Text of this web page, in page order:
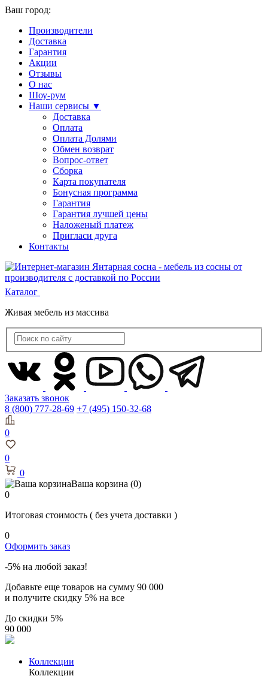
Ваш город:
Производители
Доставка
Гарантия
Акции
Отзывы
О нас
Шоу-рум
Наши сервисы ▼
Доставка
Оплата
Оплата Долями
Обмен возврат
Вопрос-ответ
Сборка
Карта покупателя
Бонусная программа
Гарантия
Гарантия лучшей цены
Наложеный платеж
Пригласи друга
Контакты
Каталог
Живая мебель из массива
Заказать звонок
8 (800) 777-28-69 +7 (495) 150-32-68
0
0
0
Ваша корзина (0)
0
Итоговая стоимость ( без учета доставки )
0
Оформить заказ
-5% на любой заказ!
Добавьте еще товаров на сумму 90 000
и получите скидку 5% на все
До скидки 5%
90 000
Коллекции
Коллекции